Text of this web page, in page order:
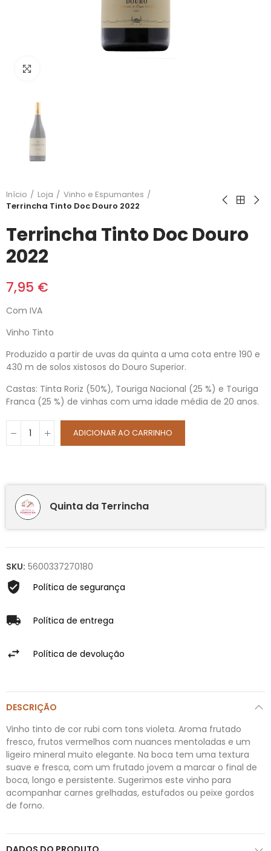
Início Loja
Vinho e Espumantes
Terrincha Tinto Doc Douro 2022
Terrincha Tinto Doc Douro
2022
7,95 €
Com IVA
Vinho Tinto
Produzido a partir de uvas da quinta a uma cota entre 190 e
430 m de solos xistosos do Douro Superior.
Castas: Tinta Roriz (50%), Touriga Nacional (25 %) e Touriga
Franca (25 %) de vinhas com uma idade média de 20 anos.
ADICIONAR AO CARRINHO
Quinta da Terrincha
SKU: 5600337270180
Política de segurança
Política de entrega
Política de devolução
DESCRIÇÃO
Vinho tinto de cor rubi com tons violeta. Aroma frutado
fresco, frutos vermelhos com nuances mentoladas e um
ligeiro mineral muito elegante. Na boca tem uma textura
suave e fresca, com um frutado jovem a marcar o final de
boca, longo e persistente. Sugerimos este vinho para
acompanhar carnes grelhadas, estufados ou peixe gordos
de forno.